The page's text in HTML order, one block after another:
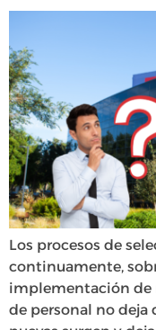
Los procesos de
continuamente,
implementación de
de personal no deja